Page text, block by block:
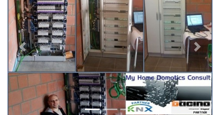
Previous Next